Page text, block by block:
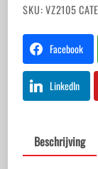
SKU:VZ2105
Facebook
LinkedIn
Beschrijving